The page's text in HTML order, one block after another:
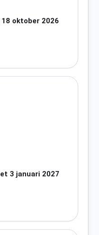
oktober 2026
3 januari 2027